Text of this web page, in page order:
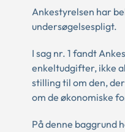
Ankestyrelsen har
undersøgelsespligt.
I sag nr. 1 fandt
enkeltudgifter, ikke
stilling til om den,
om de økonomiske
På denne baggrund